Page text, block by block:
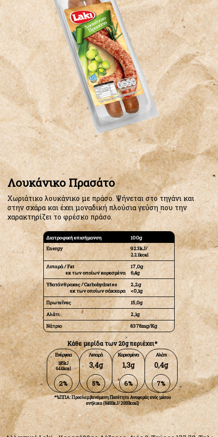
Λουκάνικo Πρασάτο
Xωριάτικο λουκάνικο με πράσο. Ψήνεται στο τηγάνι και
στην σχάρα και έχει μοναδική πλούσια γεύση που την
χαρακτηρίζει το φρέσκο πράσο.
Διατροφική επισήμανση
100g
Energy
923kJ/
221kcal
Λιπαρά / Fat
εκ των οποίων κορεσμένα
17,0g
6,4g
Υδατάνθρακες / Carbohydrates
εκ των οποίων σάκχαρα
2,2g
<0,1g
Πρωτεΐνες
15,0g
Αλάτι
2,1g
Nάτριο
8378mg/Kg
Κάθε μερίδα των 20g περιέχει*
Ενέργεια
185kJ
644kcal
2%
Λιπαρά
3,4g
5%
Κορεσμένα
1,3g
6%
Αλάτι
0,4g
7%
*%ΠΠΑ: Προσλαμβανόμενη Ποσότητα Αναφοράς ενός μέσου
ενήλικα (8400kJ/2000kcal)